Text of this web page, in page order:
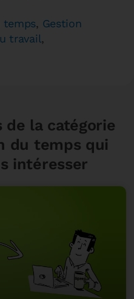
temps, Gestion
travail,
la catégorie
du temps qui
intéresser